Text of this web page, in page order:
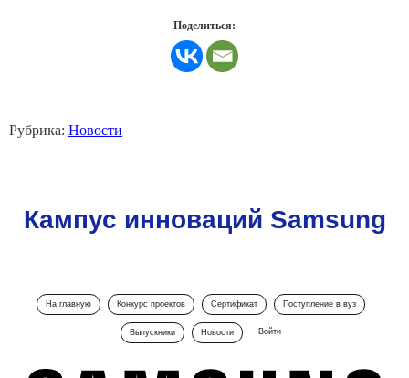
Поделиться:
Рубрика: Новости
Кампус инноваций Samsung
На главную Конкурс проектов Сертификат Поступление в вуз
Выпускники Новости Войти